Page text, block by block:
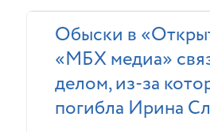
Обыски в
«МБХ медиа»
делом, из-за
погибла Ирина